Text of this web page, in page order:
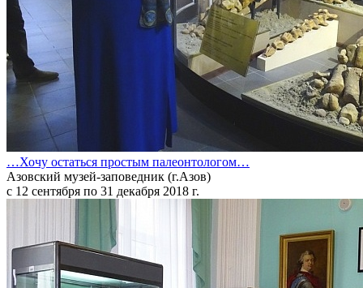
…Хочу остаться простым палеонтологом…
Азовский музей-заповедник (г.Азов)
с 12 сентября по 31 декабря 2018 г.